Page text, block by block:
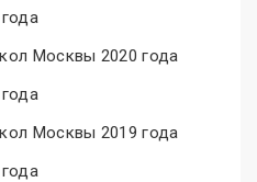
Москвы 2020 года
Москвы 2019 года